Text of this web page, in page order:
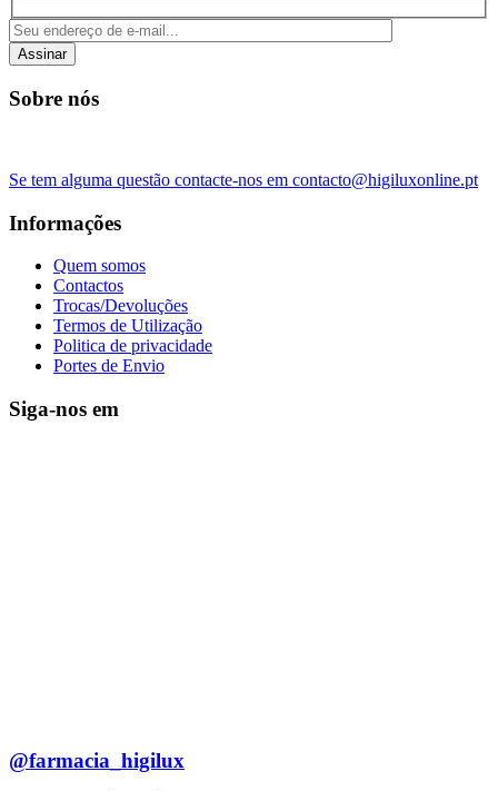
Assinar
Sobre nós
Se tem alguma questão contacte-nos em contacto@higiluxonline.pt
Informações
Quem somos
Contactos
Trocas/Devoluções
Termos de Utilização
Politica de privacidade
Portes de Envio
Siga-nos em
@farmacia_higilux